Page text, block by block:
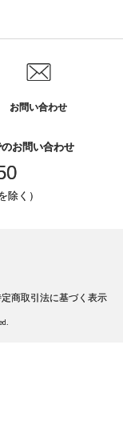
お問い合わせ
お問い合わせ
除く）
商取引法に基づく表示